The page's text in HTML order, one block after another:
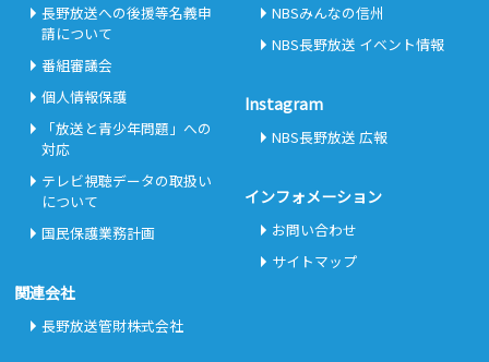
長野放送への後援等名義申
請について
番組審議会
個人情報保護
「放送と青少年問題」への
対応
テレビ視聴データの取扱い
について
国民保護業務計画
関連会社
長野放送管財株式会社
NBSみんなの信州
NBS長野放送 イベント情報
Instagram
NBS長野放送 広報
インフォメーション
お問い合わせ
サイトマップ